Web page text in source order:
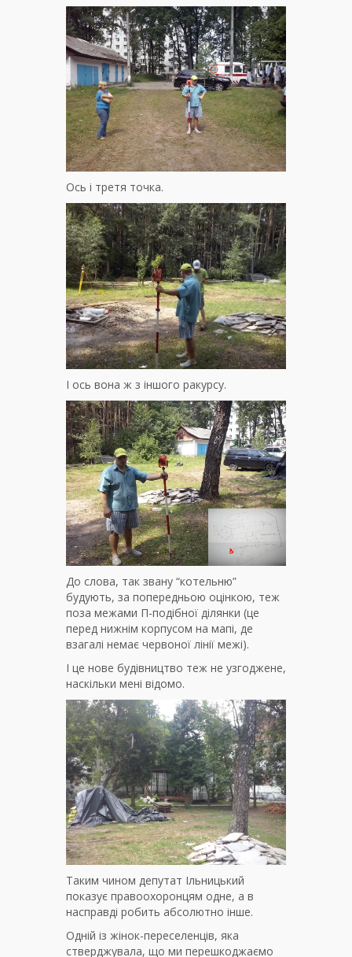
Ось і третя точка.
І ось вона ж з іншого ракурсу.
До слова, так звану “котельню”
будують, за попередньою оцінкою, теж
поза межами П-подібної ділянки (це
перед нижнім корпусом на мапі, де
взагалі немає червоної лінії межі).
І це нове будівництво теж не узгоджене,
наскільки мені відомо.
Таким чином депутат Ільницький
показує правоохоронцям одне, а в
насправді робить абсолютно інше.
Одній із жінок-переселенців, яка
стверджувала, що ми перешкоджаємо